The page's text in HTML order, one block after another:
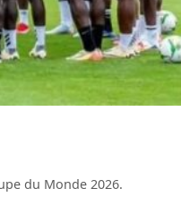
du Monde 2026.